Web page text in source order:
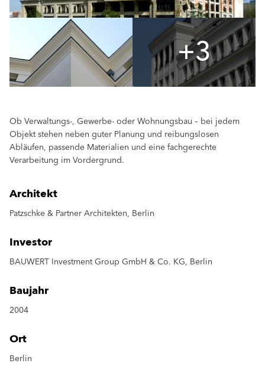
+3
Ob Verwaltungs-, Gewerbe- oder Wohnungsbau – bei jedem
Objekt stehen neben guter Planung und reibungslosen
Abläufen, passende Materialien und eine fachgerechte
Verarbeitung im Vordergrund.
Architekt
Patzschke & Partner Architekten, Berlin
Investor
BAUWERT Investment Group GmbH & Co. KG, Berlin
Baujahr
2004
Ort
Berlin